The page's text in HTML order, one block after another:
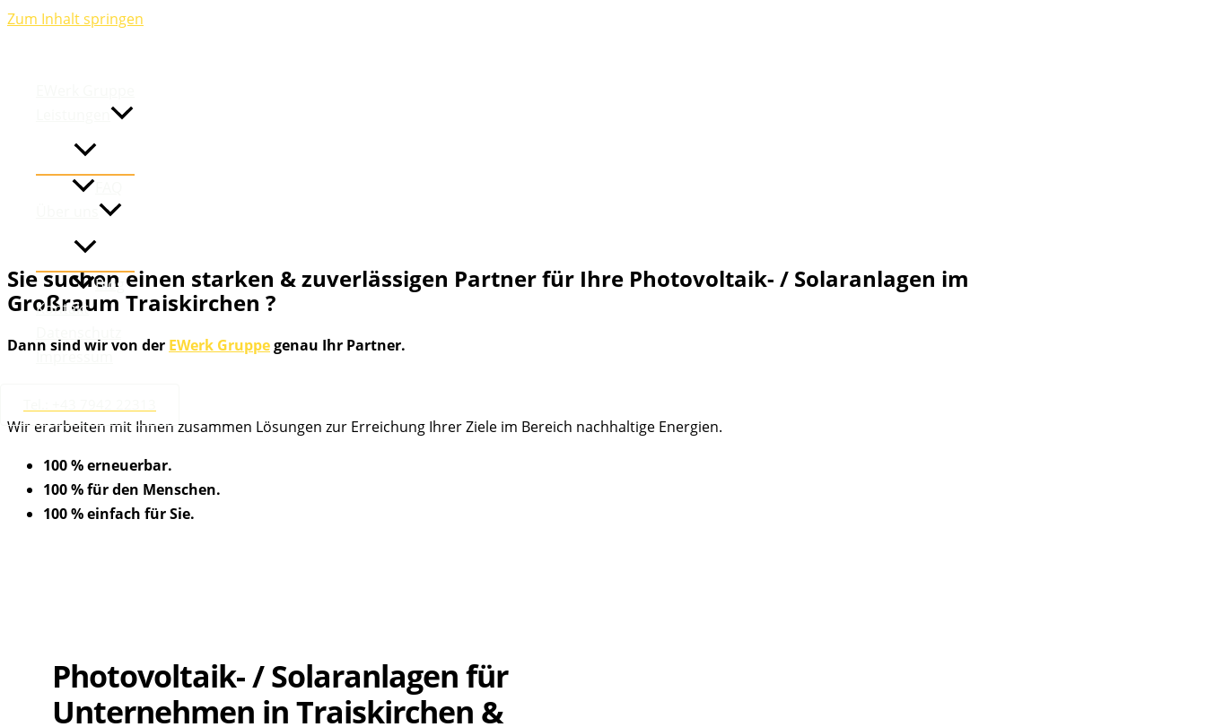
Zum Inhalt springen
Blog
Kontakt
Impressum
Traiskirchen & Umgebung
Sie suchen einen starken & zuverlässigen Partner für Ihre Photovoltaik- / Solaranlagen im
Großraum Traiskirchen ?
Dann sind wir von der EWerk Gruppegenau Ihr Partner.
Wir erarbeiten mit Ihnen zusammen Lösungen zur Erreichung Ihrer Ziele im Bereich nachhaltige Energien.
100 % erneuerbar.
100 % für den Menschen.
100 % einfach für Sie.
Photovoltaik- / Solaranlagen für
Unternehmen in Traiskirchen &